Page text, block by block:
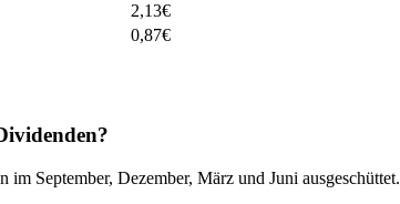
2,13€
0,87€
September, Dezember, März und Juni ausgeschüttet.